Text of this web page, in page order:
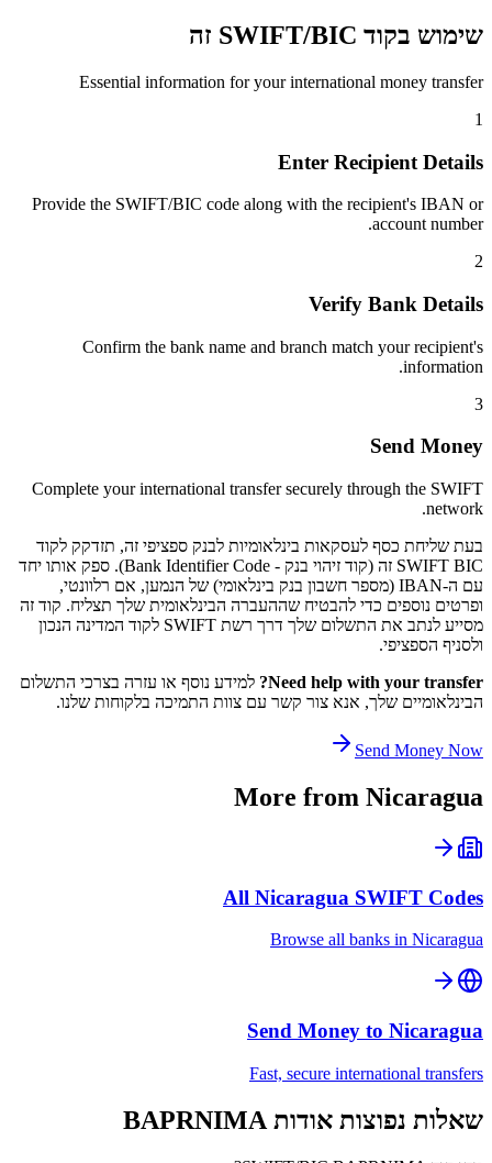
שימוש בקוד SWIFT/BIC זה
Essential information for your international money transfer
1
Enter Recipient Details
Provide the SWIFT/BIC code along with the recipient's IBAN or
account number.
2
Verify Bank Details
Confirm the bank name and branch match your recipient's
information.
3
Send Money
Complete your international transfer securely through the SWIFT
network.
בעת שליחת כסף לעסקאות בינלאומיות לבנק ספציפי זה, תזדקק לקוד
SWIFT BIC זה (קוד זיהוי בנק - Bank Identifier Code). ספק אותו יחד
עם ה-IBAN (מספר חשבון בנק בינלאומי) של הנמען, אם רלוונטי,
ופרטים נוספים כדי להבטיח שההעברה הבינלאומית שלך תצליח. קוד זה
מסייע לנתב את התשלום שלך דרך רשת SWIFT לקוד המדינה הנכון
ולסניף הספציפי.
Need help with your transfer?
למידע נוסף או עזרה בצרכי התשלום
הבינלאומיים שלך, אנא צור קשר עם צוות התמיכה בלקוחות שלנו.
Send Money Now
More from Nicaragua
All Nicaragua SWIFT Codes
Browse all banks in Nicaragua
Send Money to Nicaragua
Fast, secure international transfers
שאלות נפוצות אודות BAPRNIMA